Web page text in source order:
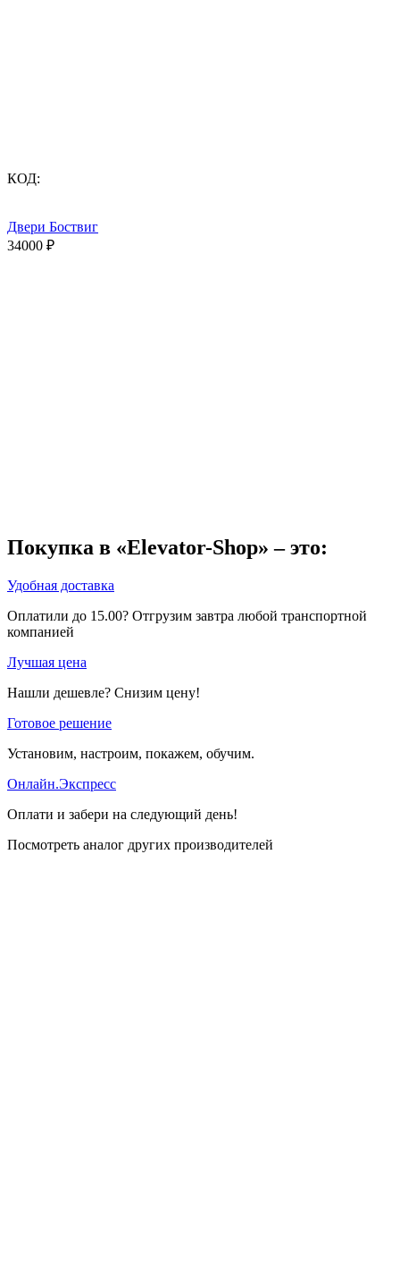
КОД:
Двери Боствиг
34000 ₽
Покупка в «Elevator-Shop» – это:
Удобная доставка
Оплатили до 15.00? Отгрузим завтра любой транспортной
компанией
Лучшая цена
Нашли дешевле? Снизим цену!
Готовое решение
Установим, настроим, покажем, обучим.
Онлайн.Экспресс
Оплати и забери на следующий день!
Посмотреть аналог других производителей